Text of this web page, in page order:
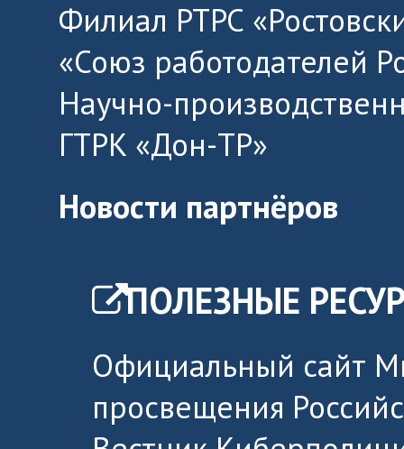
Филиал РТРС
«Союз работодателей
Научно-
ГТРК «Дон-ТР»
Новости партнёров
ПОЛЕЗНЫЕ
Официальный сайт
просвещения